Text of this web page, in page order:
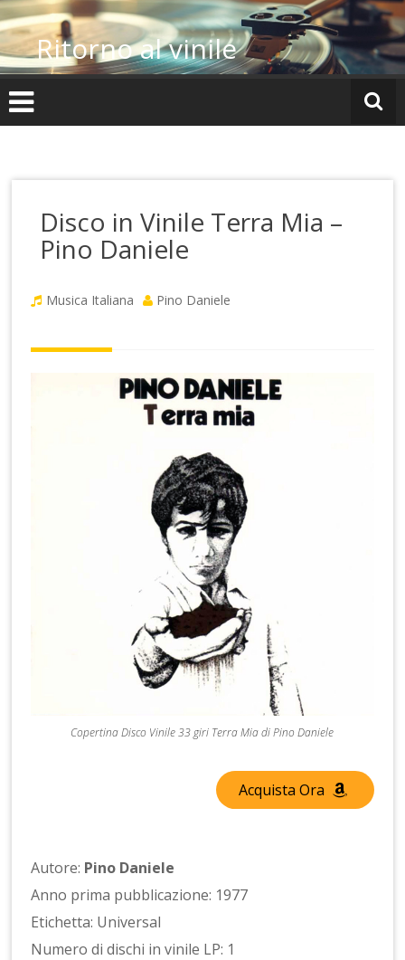
Vai
al
contenutoRitorno al vinile
Disco in Vinile Terra Mia –
Pino Daniele
Musica Italiana Pino Daniele
Copertina Disco Vinile 33 giri Terra Mia di Pino Daniele
Acquista Ora
Autore: Pino Daniele
Anno prima pubblicazione: 1977
Etichetta: Universal
Numero di dischi in vinile LP: 1